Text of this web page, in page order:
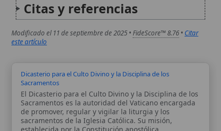
El dogma de que los sacramentos fueron instituidos
por Jesucristo constituye una de las verdades
centrales de la fe católica. Este artículo examina la
base bíblica y patrística del dogma, su desarrollo
histórico a través de los concilios, la definición...
Autor: Comité editorial
Artículo supervisado por el Comité
editorial de Wikitólica. Las afirmaciones
del artículo están basadas y contrastadas
usando fuentes catolicas: escritos
patrísticos, de santos, artículos